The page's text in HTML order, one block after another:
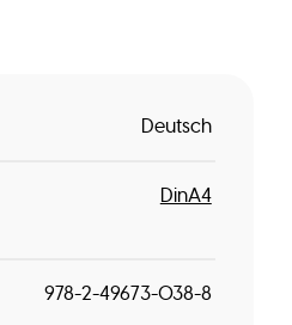
Deutsch
DinA4
978-2-49673-038-8